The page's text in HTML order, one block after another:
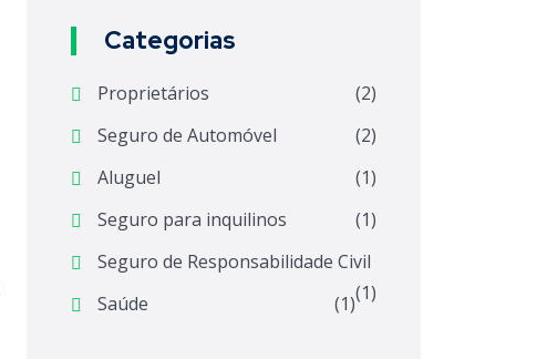
Categorias
Proprietários
(2)
Seguro de Automóvel
(2)
Aluguel
(1)
Seguro para inquilinos
(1)
Seguro de Responsabilidade Civil
(1)
Saúde (1)